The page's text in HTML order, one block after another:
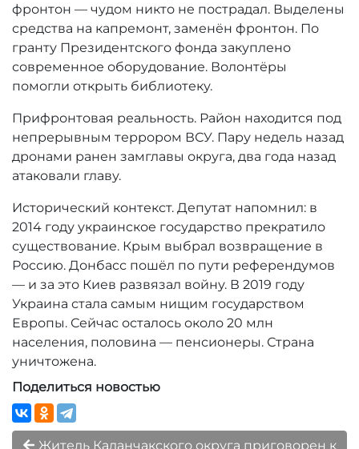
фронтон — чудом никто не пострадал. Выделены
средства на капремонт, заменён фронтон. По
гранту Президентского фонда закуплено
современное оборудование. Волонтёры
помогли открыть библиотеку.
Прифронтовая реальность. Район находится под
непрерывным террором ВСУ. Пару недель назад
дронами ранен замглавы округа, два года назад
атаковали главу.
Исторический контекст. Депутат напомнил: в
2014 году украинское государство прекратило
существование. Крым выбрал возвращение в
Россию. Донбасс пошёл по пути референдумов
— и за это Киев развязал войну. В 2019 году
Украина стала самым нищим государством
Европы. Сейчас осталось около 20 млн
населения, половина — пенсионеры. Страна
уничтожена.
Поделиться новостью
Житель Каланчакского округа приговорен к